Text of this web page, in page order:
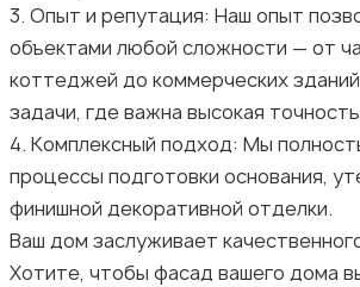
3. Опыт и репутация: Наш опыт
объектами любой сложности — от
коттеджей до коммерческих
задачи, где важна высокая
4. Комплексный подход: Мы
процессы подготовки основания,
финишной декоративной отделки.
Ваш дом заслуживает
Хотите, чтобы фасад вашего дома